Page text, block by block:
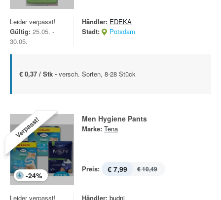
Leider verpasst!
Gültig: 25.05. -
30.05.
Händler: EDEKA
Stadt:
Potsdam
€ 0,37 / Stk - versch. Sorten, 8-28 Stück
Verpasst!
-24%
Men Hygiene Pants
Marke: Tena
Preis: € 7,99 € 10,49
Leider verpasst! Händler: budni